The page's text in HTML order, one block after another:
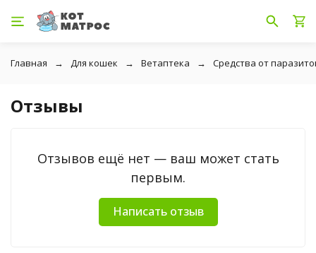
Главная Для кошек Ветаптека Средства от
Отзывы
Отзывов ещё нет — ваш может стать
первым.
Написать отзыв